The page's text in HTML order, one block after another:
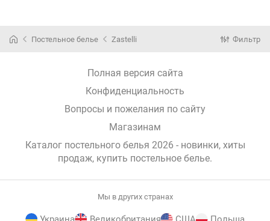
Постельное белье Zastelli Фильтр
Полная версия сайта
Конфиденциальность
Вопросы и пожелания по сайту
Магазинам
Каталог постельного белья 2026 - новинки, хиты
продаж, купить постельное белье.
Мы в других странах